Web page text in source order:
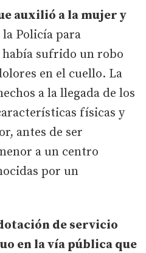
auxilió a la mujer y
Policía para
sufrido un robo
en el cuello. La
a la llegada de los
físicas y
antes de ser
a un centro
por un
de servicio
en la vía pública que